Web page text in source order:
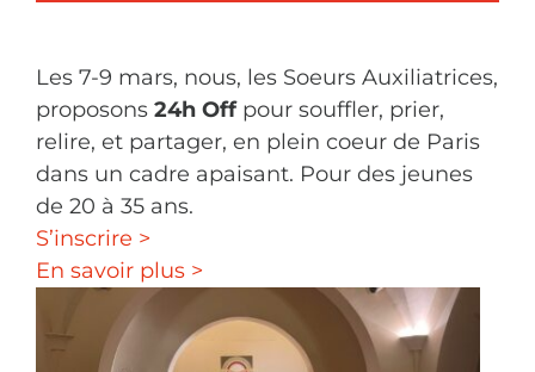
Les 7-9 mars, nous, les Soeurs Auxiliatrices,
proposons 24h Off pour souffler, prier,
relire, et partager, en plein coeur de Paris
dans un cadre apaisant. Pour des jeunes
de 20 à 35 ans.
S’inscrire >
En savoir plus >